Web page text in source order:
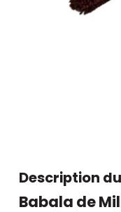
Description
Babala de